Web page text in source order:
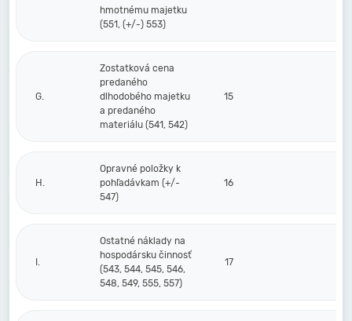
hmotnému majetku
(551, (+/-) 553)
G.
Zostatková cena
predaného
dlhodobého majetku
a predaného
materiálu (541, 542)
15
H.
Opravné položky k
pohľadávkam (+/-
547)
16
I.
Ostatné náklady na
hospodársku činnosť
(543, 544, 545, 546,
548, 549, 555, 557)
17